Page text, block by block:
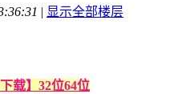
| 显示全部楼层
载】32位64位